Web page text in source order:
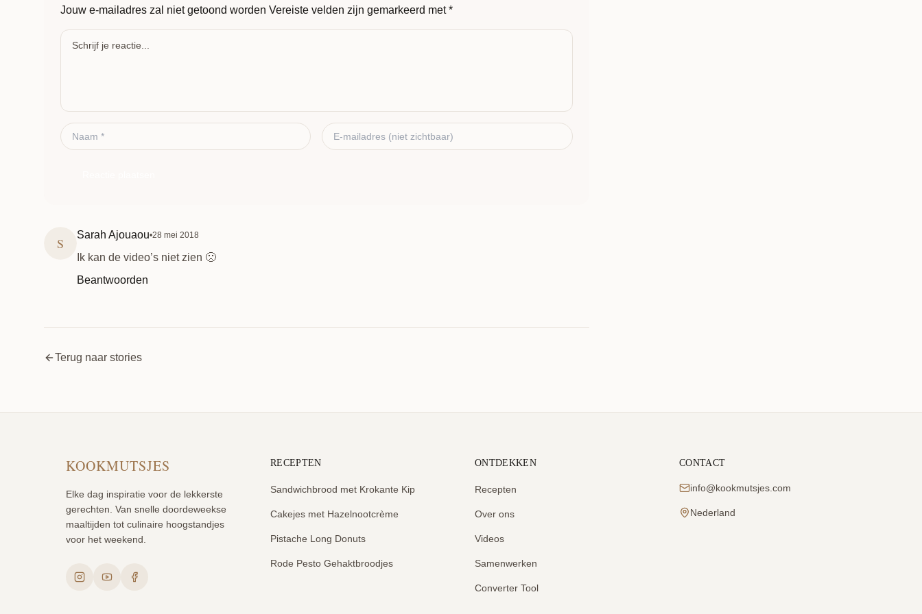
Jouw e-mailadres zal niet getoond worden Vereiste velden zijn gemarkeerd met*
S
Sarah Ajouaou•28 mei 2018
Ik kan de video’s niet zien 🙁
Beantwoorden
Terug naar stories
KOOKMUTSJES
Elke dag inspiratie voor de lekkerste
gerechten. Van snelle doordeweekse
maaltijden tot culinaire hoogstandjes
voor het weekend.
RECEPTEN
Sandwichbrood met Krokante Kip
Cakejes met Hazelnootcrème
Pistache Long Donuts
Rode Pesto Gehaktbroodjes
ONTDEKKEN
Recepten
Over ons
Videos
Samenwerken
Converter Tool
CONTACT
info@kookmutsjes.com
Nederland